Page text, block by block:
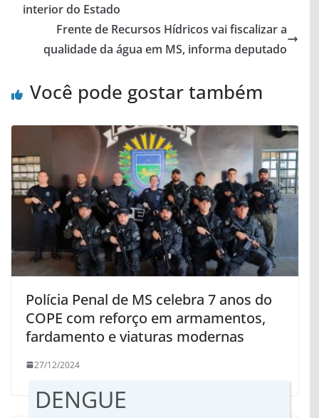
interior do Estado
Frente de Recursos Hídricos vai fiscalizar a
qualidade da água em MS, informa deputado
Você pode gostar também
Polícia Penal de MS celebra 7 anos do
COPE com reforço em armamentos,
fardamento e viaturas modernas
27/12/2024
DENGUE